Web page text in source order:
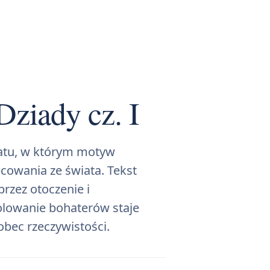
cz. I
w którym motyw
ze świata. Tekst
otoczenie i
bohaterów staje
rzeczywistości.